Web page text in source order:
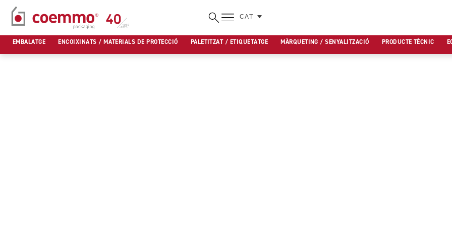
Vés
al
contingut
CAT
EMBALATGE ENCOIXINATS / MATERIALS DE PROTECCIÓ PALETITZAT / ETIQUETATGE MÀRQUETING / SENYALITZACIÓ PRODUCTE TÈCNIC